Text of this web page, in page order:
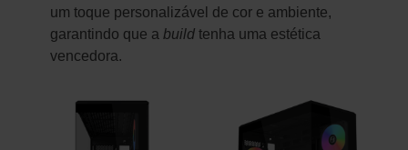
um toque personalizável de cor e ambiente,
garantindo que a build tenha uma estética
vencedora.